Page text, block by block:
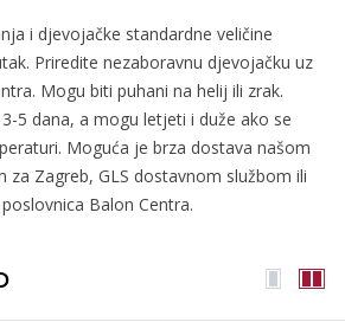
i djevojačke standardne veličine
Priredite nezaboravnu djevojačku uz
Mogu biti puhani na helij ili zrak.
5 dana, a mogu letjeti i duže ako se
Moguća je brza dostava našom
za Zagreb, GLS dostavnom službom ili
Balon Centra.